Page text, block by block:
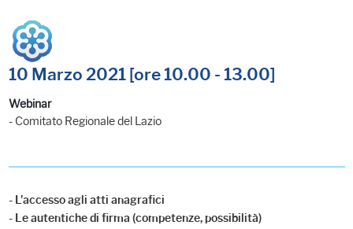
10 Marzo 2021 [ore 10.00 - 13.00]
Webinar
- Comitato Regionale del Lazio
- L'accesso agli atti anagrafici
- Le autentiche di firma (competenze, possibilità)